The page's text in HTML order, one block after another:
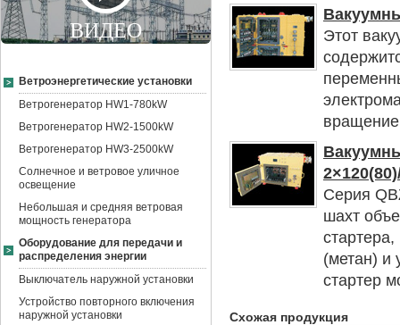
ВИДЕО
Ветроэнергетические установки
Ветрогенератор HW1-780kW
Ветрогенератор HW2-1500kW
Ветрогенератор HW3-2500kW
Солнечное и ветровое уличное
освещение
Небольшая и средняя ветровая
мощность генератора
Оборудование для передачи и
распределения энергии
Выключатель наружной установки
Устройство повторного включения
наружной установки
Этот
Серия
шахт
(метан) и
стартер
Схожая продукция